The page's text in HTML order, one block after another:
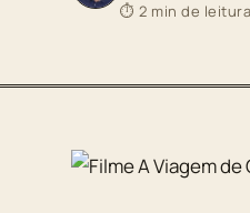
⏱ 2 min de leitura